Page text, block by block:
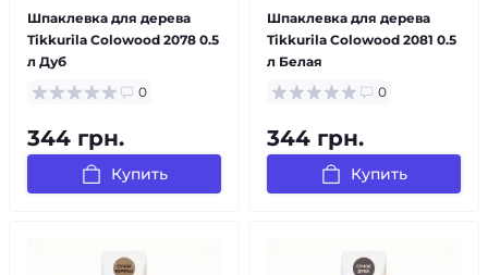
Шпаклевка для дерева
Tikkurila Colowood 2078 0.5
л Дуб
0
344 грн.
Купить
Шпаклевка для дерева
Tikkurila Colowood 2081 0.5
л Белая
0
344 грн.
Купить